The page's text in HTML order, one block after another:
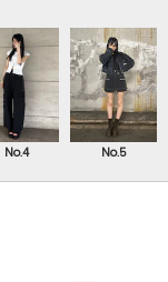
No.4 No.5